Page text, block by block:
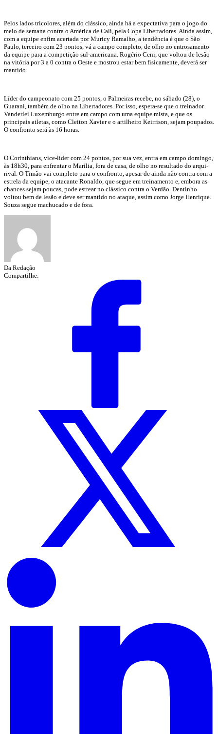
Pelos lados tricolores, além do clássico, ainda há a expectativa para o jogo do
meio de semana contra o América de Cali, pela Copa Libertadores. Ainda assim,
com a equipe enfim acertada por Muricy Ramalho, a tendência é que o São
Paulo, terceiro com 23 pontos, vá a campo completo, de olho no entrosamento
da equipe para a competição sul-americana. Rogério Ceni, que voltou de lesão
na vitória por 3 a 0 contra o Oeste e mostrou estar bem fisicamente, deverá ser
mantido.
Líder do campeonato com 25 pontos, o Palmeiras recebe, no sábado (28), o
Guarani, também de olho na Libertadores. Por isso, espera-se que o treinador
Vanderlei Luxemburgo entre em campo com uma equipe mista, e que os
principais atletas, como Cleiton Xavier e o artilheiro Keirrison, sejam poupados.
O confronto será às 16 horas.
O Corinthians, vice-líder com 24 pontos, por sua vez, entra em campo domingo,
às 18h30, para enfrentar o Marília, fora de casa, de olho no resultado do arqui-
rival. O Timão vai completo para o confronto, apesar de ainda não contra com a
estrela da equipe, o atacante Ronaldo, que segue em treinamento e, embora as
chances sejam poucas, pode estrear no clássico contra o Verdão. Dentinho
voltou bem de lesão e deve ser mantido no ataque, assim como Jorge Henrique.
Souza segue machucado e de fora.
Da Redação
Compartilhe: